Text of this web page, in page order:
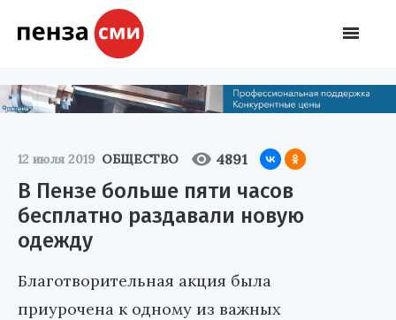
12 июля 2019 ОБЩЕСТВО 4891
В Пензе больше пяти часов
бесплатно раздавали новую
одежду
Благотворительная акция была
приурочена к одному из важных